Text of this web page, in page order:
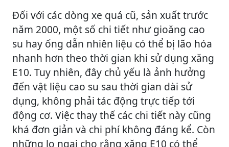
Đối với các dòng xe quá cũ, sản xuất trước
năm 2000, một số chi tiết như gioăng cao
su hay ống dẫn nhiên liệu có thể bị lão hóa
nhanh hơn theo thời gian khi sử dụng xăng
E10. Tuy nhiên, đây chủ yếu là ảnh hưởng
đến vật liệu cao su sau thời gian dài sử
dụng, không phải tác động trực tiếp tới
động cơ. Việc thay thế các chi tiết này cũng
khá đơn giản và chi phí không đáng kể. Còn
những lo ngại cho rằng xăng E10 có thể